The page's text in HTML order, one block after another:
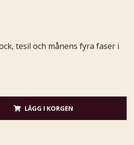
tesil och månens fyra faser i
LÄGG I KORGEN